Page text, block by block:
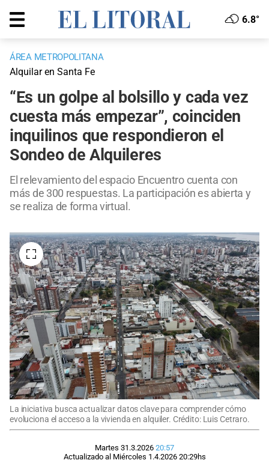
6.8°
ÁREA METROPOLITANA
Alquilar en Santa Fe
“Es un golpe al bolsillo y cada vez
cuesta más empezar”, coinciden
inquilinos que respondieron el
Sondeo de Alquileres
El relevamiento del espacio Encuentro cuenta con
más de 300 respuestas. La participación es abierta y
se realiza de forma virtual.
La iniciativa busca actualizar datos clave para comprender cómo
evoluciona el acceso a la vivienda en alquiler. Crédito: Luis Cetraro.
Martes 31.3.2026 20:57
Actualizado al Miércoles 1.4.2026 20:29hs